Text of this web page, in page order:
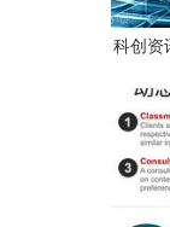
科创资